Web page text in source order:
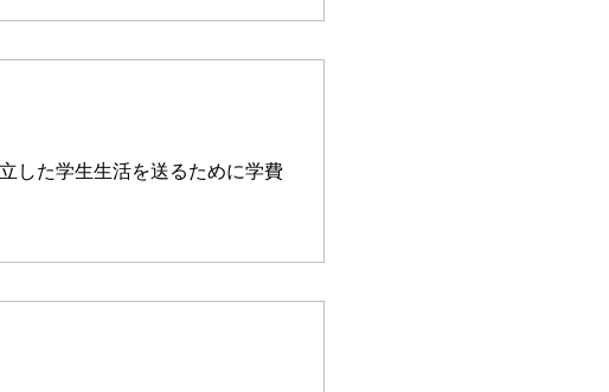
した学生生活を送るために学費